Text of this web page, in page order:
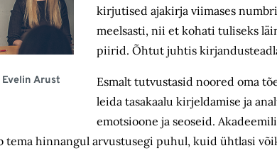
Arust
kirjutised ajakirja viimases
meelsasti, nii et kohati tuliseks
piirid. Õhtut juhtis
Esmalt tutvustasid noored oma
leida tasakaalu kirjeldamise ja
emotsioone ja seoseid.
tema hinnangul arvustusegi puhul, kuid ühtlasi